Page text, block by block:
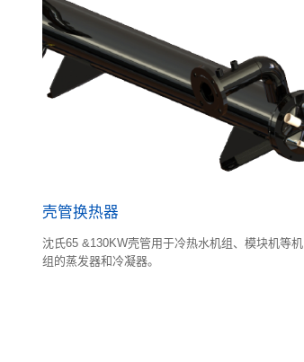
壳管换热器
沈氏65 &130KW壳管用于冷热水机组、模块机等机
组的蒸发器和冷凝器。